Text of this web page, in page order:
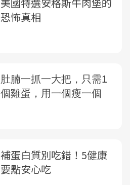
恐怖真相
補蛋白質別吃錯！5健康
要點安心吃